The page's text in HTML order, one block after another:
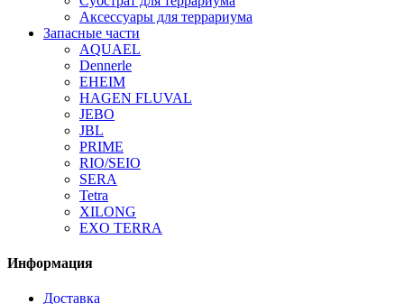
Аксессуары для террариума
Запасные части
AQUAEL
Dennerle
EHEIM
HAGEN FLUVAL
JEBO
JBL
PRIME
RIO/SEIO
SERA
Tetra
XILONG
EXO TERRA
Информация
Доставка